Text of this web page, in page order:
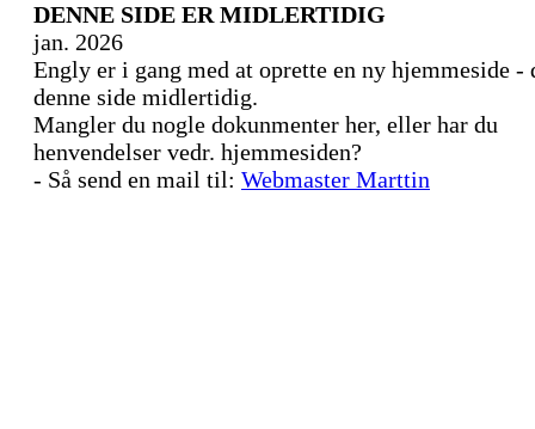
DENNE SIDE ER MIDLERTIDIG
jan. 2026
Engly er i gang med at oprette en ny hjemmeside -
denne side midlertidig.
Mangler du nogle dokunmenter her, eller har du
henvendelser vedr. hjemmesiden?
- Så send en mail til: Webmaster Marttin